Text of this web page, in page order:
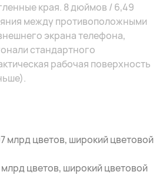
края. 8 дюймов / 6,49
между противоположными
экрана телефона,
стандартного
рабочая поверхность
млрд цветов, широкий цветовой
цветов, широкий цветовой